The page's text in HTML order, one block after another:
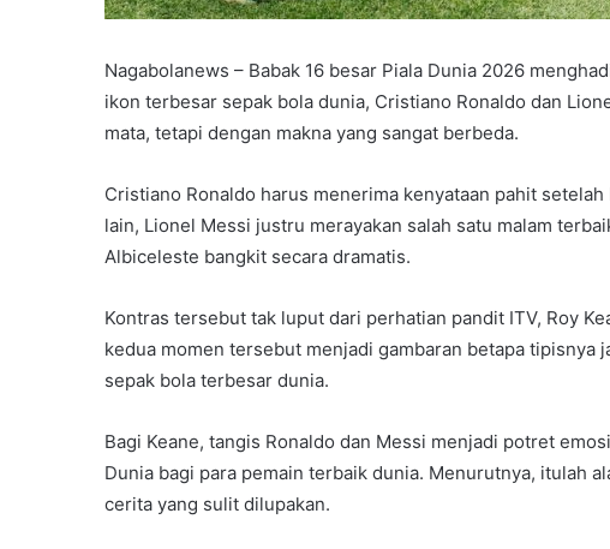
Nagabolanews – Babak 16 besar Piala Dunia 2026
ikon terbesar sepak bola dunia, Cristiano Ronaldo dan
mata, tetapi dengan makna yang sangat berbeda.
Cristiano Ronaldo harus menerima kenyataan pahit
lain, Lionel Messi justru merayakan salah satu malam
Albiceleste bangkit secara dramatis.
Kontras tersebut tak luput dari perhatian pandit ITV, Roy
kedua momen tersebut menjadi gambaran betapa tipisnya
sepak bola terbesar dunia.
Bagi Keane, tangis Ronaldo dan Messi menjadi potret
Dunia bagi para pemain terbaik dunia. Menurutnya, itulah
cerita yang sulit dilupakan.